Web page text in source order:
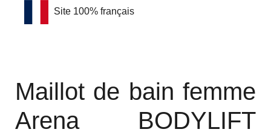
Site 100% français
Maillot de bain femme
Arena BODYLIFT